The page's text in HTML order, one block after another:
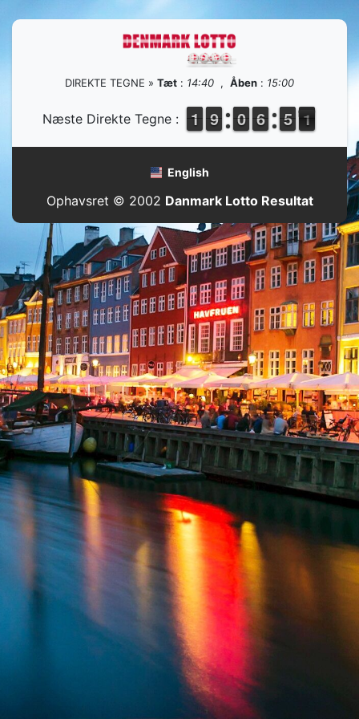
DIREKTE TEGNE » Tæt : 14:40 , Åben : 15:00
Næste Direkte Tegne : 1
1
1
1 8
8
9
9 9
9
0
0 5
5
6
6 4
4
5
5 1
0
English
Ophavsret © 2002 Danmark Lotto Resultat